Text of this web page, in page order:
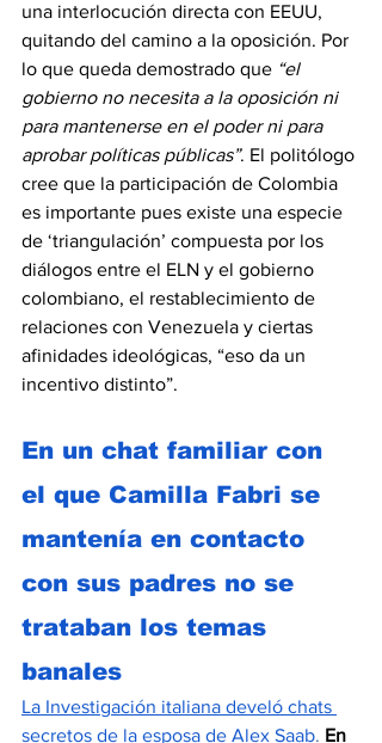
una interlocución directa con EEUU,
quitando del camino a la oposición. Por
lo que queda demostrado que “el
gobierno no necesita a la oposición ni
para mantenerse en el poder ni para
aprobar políticas públicas”. El politólogo
cree que la participación de Colombia
es importante pues existe una especie
de ‘triangulación’ compuesta por los
diálogos entre el ELN y el gobierno
colombiano, el restablecimiento de
relaciones con Venezuela y ciertas
afinidades ideológicas, “eso da un
incentivo distinto”.
En un chat familiar con
el que Camilla Fabri se
mantenía en contacto
con sus padres no se
trataban los temas
banales
La Investigación italiana develó chats
secretos de la esposa de Alex Saab. En